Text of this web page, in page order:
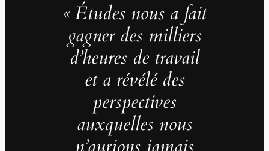
« Études nous a fait
gagner des milliers
d’heures de travail
et a révélé des
perspectives
auxquelles nous